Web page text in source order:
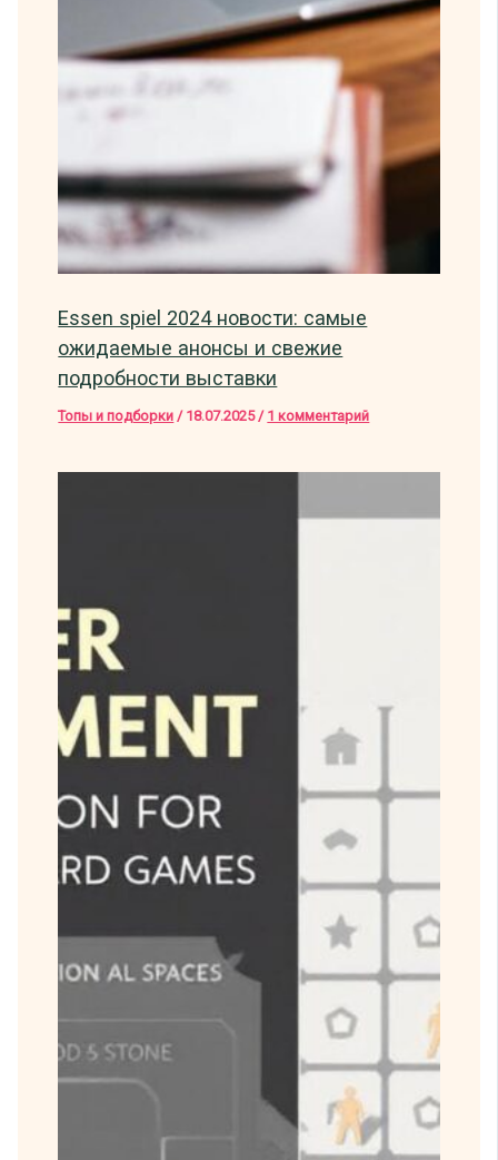
Essen spiel 2024 новости: самые
ожидаемые анонсы и свежие
подробности выставки
Топы и подборки / 18.07.2025/ 1 комментарий